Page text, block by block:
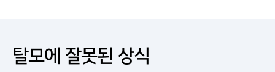
탈모에 잘못된 상식